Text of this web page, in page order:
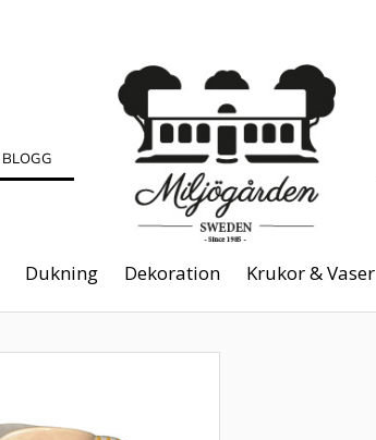
BLOGG
Dukning Dekoration Krukor & Vaser